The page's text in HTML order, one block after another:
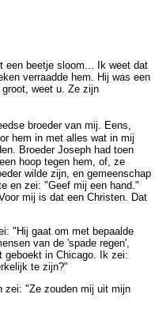
beetje sloom... Ik weet dat
verraadde hem. Hij was een
groot, weet u. Ze zijn
broeder van mij. Eens,
hem in met alles wat in mij
Broeder Joseph had toen
hoop tegen hem, of, ze
wilde zijn, en gemeenschap
en zei: "Geef mij een hand."
mij is dat een Christen. Dat
"Hij gaat om met bepaalde
van de 'spade regen',
geboekt in Chicago. Ik zei:
te zijn?"
"Ze zouden mij uit mijn